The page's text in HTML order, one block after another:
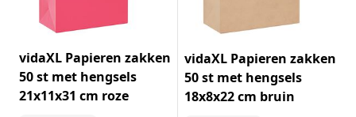
vidaXL Papieren zakken
50 st met hengsels
21x11x31 cm roze
vidaXL Papieren zakken
50 st met hengsels
18x8x22 cm bruin